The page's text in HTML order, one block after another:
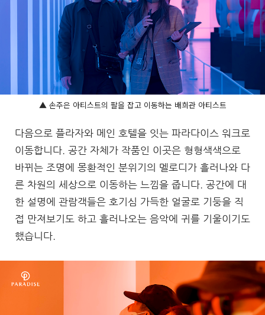
▲ 손주은 아티스트의 팔을 잡고 이동하는 배희관 아티스트
다음으로 플라자와 메인 호텔을 잇는 파라다이스 워크로
이동합니다. 공간 자체가 작품인 이곳은 형형색색으로
바뀌는 조명에 몽환적인 분위기의 멜로디가 흘러나와 다
른 차원의 세상으로 이동하는 느낌을 줍니다. 공간에 대
한 설명에 관람객들은 호기심 가득한 얼굴로 기둥을 직
접 만져보기도 하고 흘러나오는 음악에 귀를 기울이기도
했습니다.